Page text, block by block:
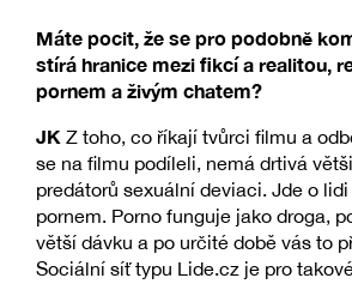
Máte pocit, že se pro podobně
stírá hranice mezi fikcí a realitou,
pornem a živým chatem?
JK Z toho, co říkají tvůrci filmu a
se na filmu podíleli, nemá drtivá
predátorů sexuální deviaci. Jde o
pornem. Porno funguje jako droga,
větší dávku a po určité době vás to
Sociální síť typu Lide.cz je pro